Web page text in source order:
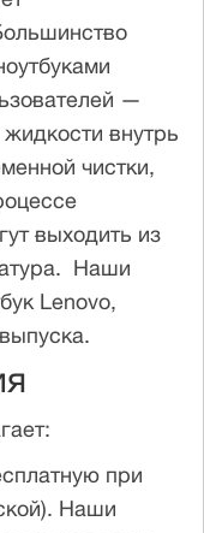
—
внутрь
чистки,
выходить из
Наши
Lenovo,
при
Наши